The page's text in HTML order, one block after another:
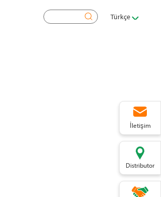
İletişim
Distributor
Ara Türkçe